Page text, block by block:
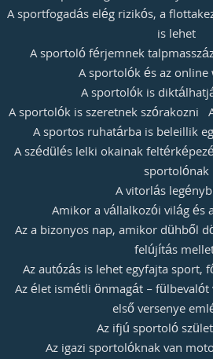
A sportfogadás elég rizikós, a
is lehet
A sportoló férjemnek
A sportolók és az
A sportolók is
A sportolók is szeretnek szórakozni
A sportos ruhatárba is beleillik
A szédülés lelki okainak
sportolónak
A vitorlás
Amikor a vállalkozói világ és
Az a bizonyos nap, amikor dühből
felújítás
Az autózás is lehet egyfajta sport,
Az élet ismétli önmagát –
első versenye
Az ifjú sportoló
Az igazi sportolóknak van